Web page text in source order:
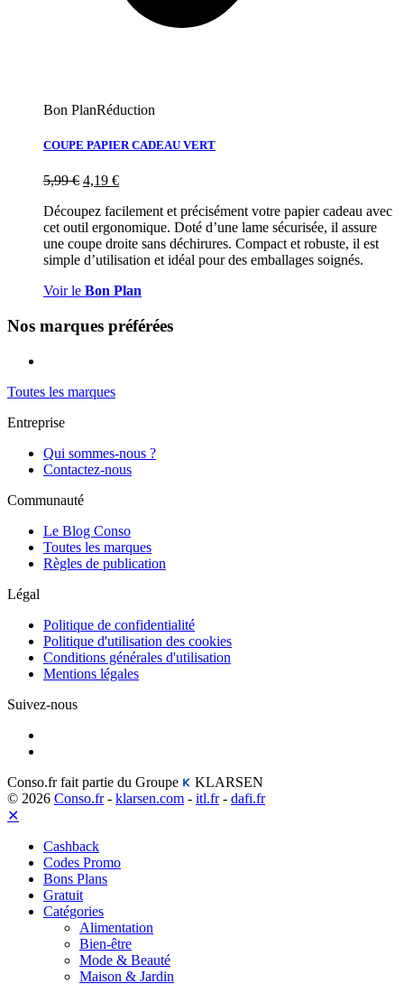
Bon PlanRéduction
COUPE PAPIER CADEAU VERT
5,99€ 4,19 €
Découpez facilement et précisément votre papier cadeau avec
cet outil ergonomique. Doté d’une lame sécurisée, il assure
une coupe droite sans déchirures. Compact et robuste, il est
simple d’utilisation et idéal pour des emballages soignés.
Voir le Bon Plan
Nos marques préférées
Toutes les marques
Entreprise
Qui sommes-nous ?
Contactez-nous
Communauté
Le Blog Conso
Toutes les marques
Règles de publication
Légal
Politique de confidentialité
Politique d'utilisation des cookies
Conditions générales d'utilisation
Mentions légales
Suivez-nous
Conso.fr fait partie du Groupe
KLARSEN
© 2026 Conso.fr- klarsen.com - itl.fr- dafi.fr
✕
Cashback
Codes Promo
Bons Plans
Gratuit
Catégories
Alimentation
Bien-être
Mode & Beauté
Maison & Jardin